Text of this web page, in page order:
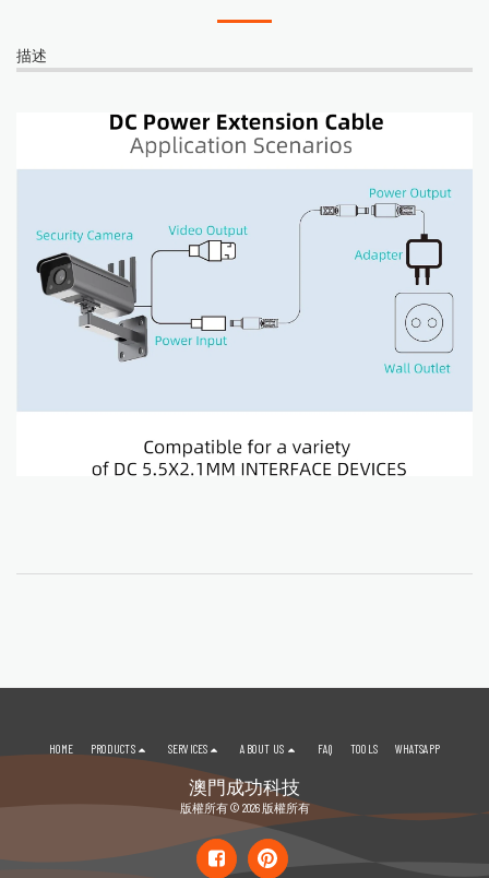
描述
澳門成功科技
版權所有 © 2026 版權所有
HOME PRODUCTS SERVICES ABOUT US FAQ TOOLS WHATSAPP